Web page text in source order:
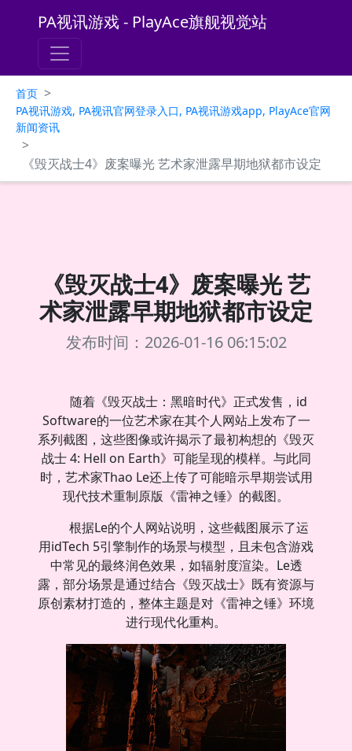
PA视讯游戏 - PlayAce旗舰视觉站
首页 >
PA视讯游戏, PA视讯官网登录入口, PA视讯游戏app, PlayAce官网
新闻资讯
>
《毁灭战士4》废案曝光 艺术家泄露早期地狱都市设定
《毁灭战士4》废案曝光 艺
术家泄露早期地狱都市设定
发布时间：2026-01-16 06:15:02
随着《毁灭战士：黑暗时代》正式发售， id
Software的一位艺术家在其个人网站上发布了一
系列截图，这些图像或许揭示了最初构想的《毁灭
战士 4: Hell on Earth》可能呈现的模样。与此同
时，艺术家Thao Le还上传了可能暗示早期尝试用
现代技术重制原版《雷神之锤》的截图。
根据Le的个人网站说明，这些截图展示了运
用idTech 5引擎制作的场景与模型，且未包含游戏
中常见的最终润色效果，如辐射度渲染。Le透
露，部分场景是通过结合《毁灭战士》既有资源与
原创素材打造的，整体主题是对《雷神之锤》环境
进行现代化重构。